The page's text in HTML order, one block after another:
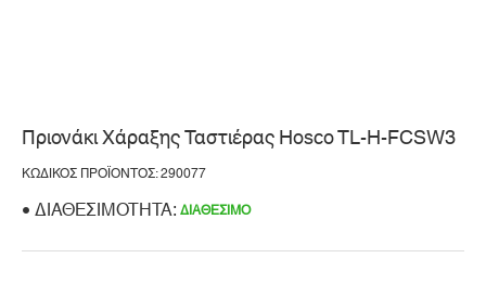
Πριονάκι Χάραξης Ταστιέρας Hosco TL-H-FCSW3
ΚΩΔΙΚΌΣ ΠΡΟΪΌΝΤΟΣ: 290077
ΔΙΑΘΕΣΙΜΌΤΗΤΑ:ΔΙΑΘΈΣΙΜΟ